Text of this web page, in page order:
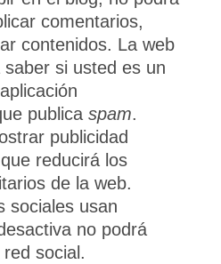
comentarios,
contenidos. La web
si usted es un
publica spam.
publicidad
reducirá los
de la web.
sociales usan
no podrá
social.